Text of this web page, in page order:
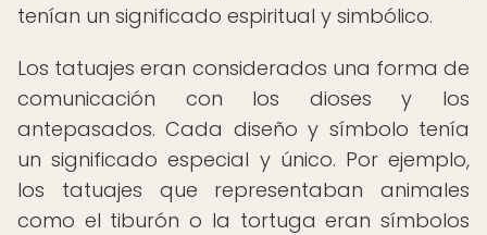
tenían un significado espiritual y simbólico.
Los tatuajes eran considerados una forma de
comunicación con los dioses y los
antepasados. Cada diseño y símbolo tenía
un significado especial y único. Por ejemplo,
los tatuajes que representaban animales
como el tiburón o la tortuga eran símbolos